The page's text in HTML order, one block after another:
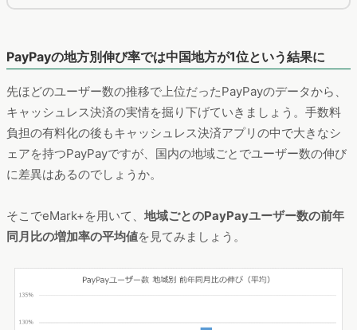
PayPayの地方別伸び率では中国地方が1位という結果に
先ほどのユーザー数の推移で上位だったPayPayのデータから、
キャッシュレス決済の実情を掘り下げていきましょう。手数料
負担の有料化の後もキャッシュレス決済アプリの中で大きなシ
ェアを持つPayPayですが、国内の地域ごとでユーザー数の伸び
に差異はあるのでしょうか。
そこでeMark+を用いて、 地域ごとのPayPayユーザー数の前年
同月比の増加率の平均値を見てみましょう。